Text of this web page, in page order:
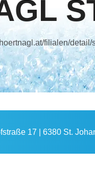
filialen/detail/
17 | 6380 St.